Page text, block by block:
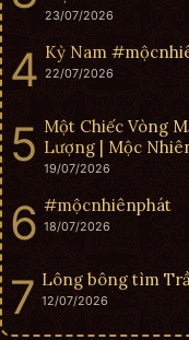
23/07/2026
Kỳ Nam
22/07/2026
Một Chiếc Vòng
Lượng | Mộc
19/07/2026
#mộcnhiênphát
18/07/2026
Lông bông tìm
12/07/2026